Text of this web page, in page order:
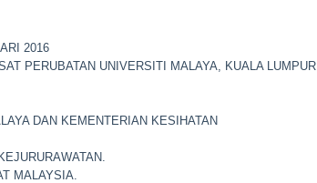
2016
PERUBATAN UNIVERSITI MALAYA, KUALA LUMPUR
DAN KEMENTERIAN KESIHATAN
MALAYSIA.